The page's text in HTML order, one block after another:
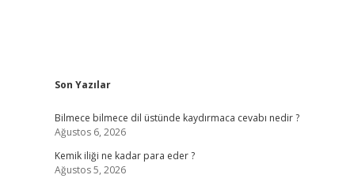
Sidebar
Son Yazılar
Bilmece bilmece dil üstünde kaydırmaca cevabı nedir ?
Ağustos 6, 2026
Kemik iliği ne kadar para eder ?
Ağustos 5, 2026